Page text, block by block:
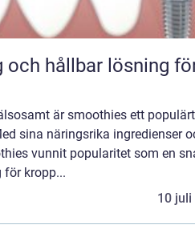
är smoothies ett populärt
sina näringsrika ingredienser
vunnit popularitet som en
för kropp...
10 juli